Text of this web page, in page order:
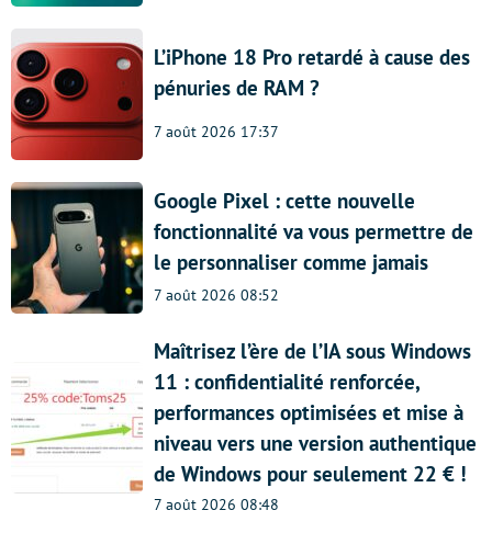
L’iPhone 18 Pro retardé à cause des
pénuries de RAM ?
7 août 2026 17:37
Google Pixel : cette nouvelle
fonctionnalité va vous permettre de
le personnaliser comme jamais
7 août 2026 08:52
Maîtrisez l’ère de l’IA sous Windows
11 : confidentialité renforcée,
performances optimisées et mise à
niveau vers une version authentique
de Windows pour seulement 22 € !
7 août 2026 08:48